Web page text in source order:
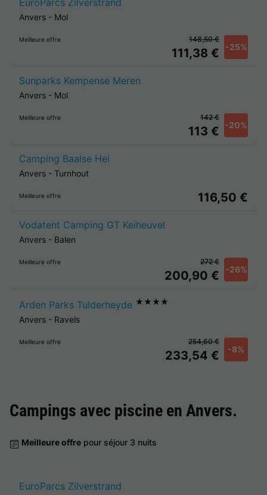
EuroParcs Zilverstrand
Anvers - Mol
Meilleure offre
111,38 € -25%
148,50 €
Sunparks Kempense Meren
Anvers - Mol
Meilleure offre
113 € -20%
142 €
Camping Baalse Hei
Anvers - Turnhout
Meilleure offre 116,50 €
Vodatent Camping GT Keiheuvel
Anvers - Balen
Meilleure offre
200,90 € -26%
272 €
Arden Parks Tulderheyde ★★★★
Anvers - Ravels
Meilleure offre
233,54 € -8%
254,60 €
Campings avec piscine en Anvers.
Meilleure offre pour séjour 3 nuits
EuroParcs Zilverstrand